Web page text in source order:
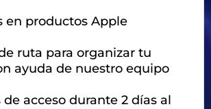
en productos Apple
ruta para organizar tu
ayuda de nuestro equipo
de acceso durante 2 días al